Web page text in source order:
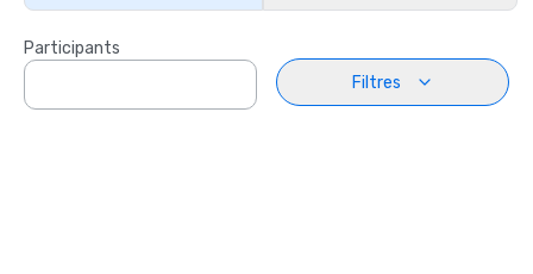
Participants
Filtres